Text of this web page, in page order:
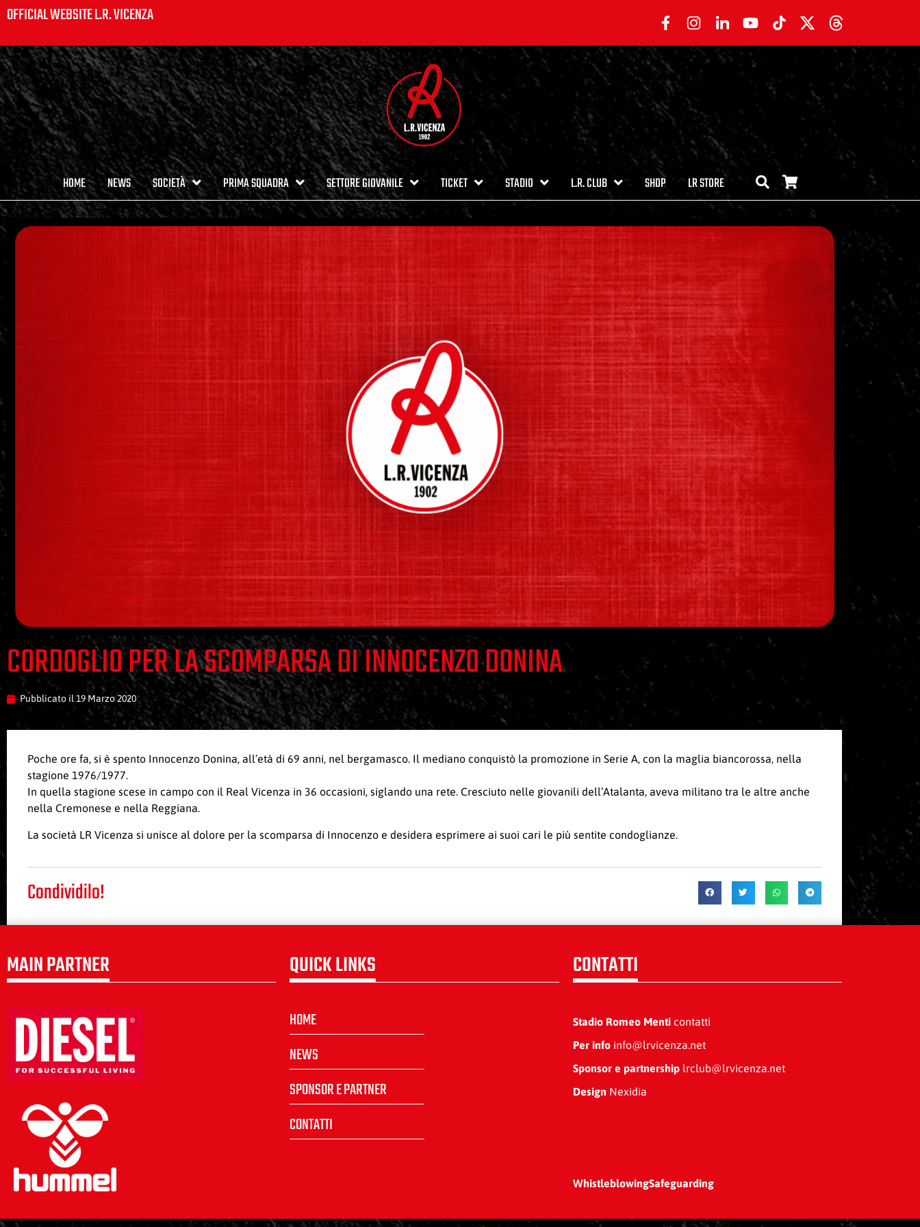
OFFICIAL WEBSITE L.R. VICENZA
HOME NEWS SOCIETÀ PRIMA SQUADRA SETTORE GIOVANILE TICKET STADIO L.R. CLUB SHOP LR STORE
CORDOGLIO PER LA SCOMPARSA DI INNOCENZO DONINA
Pubblicato il19 Marzo 2020
Poche ore fa, si è spento Innocenzo Donina, all’età di 69 anni, nel bergamasco. Il mediano conquistò la promozione in Serie A, con la maglia biancorossa, nella
stagione 1976/1977.
In quella stagione scese in campo con il Real Vicenza in 36 occasioni, siglando una rete. Cresciuto nelle giovanili dell’Atalanta, aveva militano tra le altre anche
nella Cremonese e nella Reggiana.
La società LR Vicenza si unisce al dolore per la scomparsa di Innocenzo e desidera esprimere ai suoi cari le più sentite condoglianze.
Condividilo!
MAIN PARTNER QUICK LINKS
HOME
NEWS
SPONSOR E PARTNER
CONTATTI
CONTATTI
Stadio Romeo Menticontatti
Per infoinfo@lrvicenza.net
Sponsor e partnershiplrclub@lrvicenza.net
Design Nexidia
WhistleblowingSafeguarding